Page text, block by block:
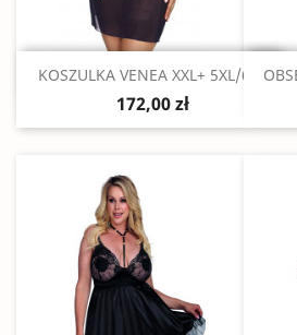
Szybki podgląd
KOSZULKA VENEA XXL+ 5XL/6XL
172,00 zł